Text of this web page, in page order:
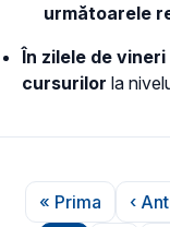
următoarele
În zilele de
cursurilor la
Paginare
Prima
« Prima ‹